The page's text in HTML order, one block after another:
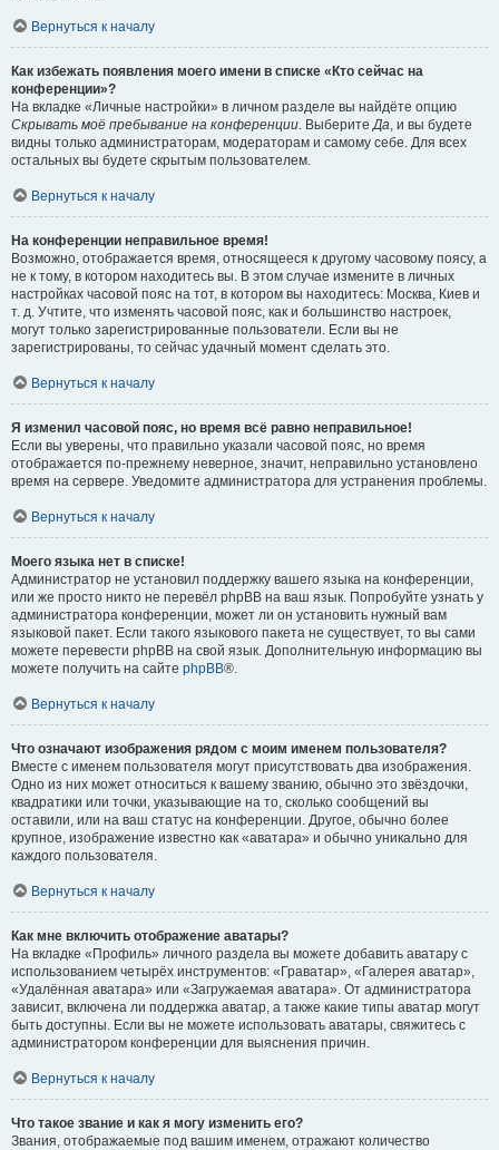
Вернуться к началу
Как избежать появления моего имени в списке «Кто сейчас на
конференции»?
На вкладке «Личные настройки» в личном разделе вы найдёте опцию
Скрывать моё пребывание на конференции. ВыберитеДа, и вы будете
видны только администраторам, модераторам и самому себе. Для всех
остальных вы будете скрытым пользователем.
Вернуться к началу
На конференции неправильное время!
Возможно, отображается время, относящееся к другому часовому поясу, а
не к тому, в котором находитесь вы. В этом случае измените в личных
настройках часовой пояс на тот, в котором вы находитесь: Москва, Киев и
т. д. Учтите, что изменять часовой пояс, как и большинство настроек,
могут только зарегистрированные пользователи. Если вы не
зарегистрированы, то сейчас удачный момент сделать это.
Вернуться к началу
Я изменил часовой пояс, но время всё равно неправильное!
Если вы уверены, что правильно указали часовой пояс, но время
отображается по-прежнему неверное, значит, неправильно установлено
время на сервере. Уведомите администратора для устранения проблемы.
Вернуться к началу
Моего языка нет в списке!
Администратор не установил поддержку вашего языка на конференции,
или же просто никто не перевёл phpBB на ваш язык. Попробуйте узнать у
администратора конференции, может ли он установить нужный вам
языковой пакет. Если такого языкового пакета не существует, то вы сами
можете перевести phpBB на свой язык. Дополнительную информацию вы
можете получить на сайте phpBB®.
Вернуться к началу
Что означают изображения рядом с моим именем пользователя?
Вместе с именем пользователя могут присутствовать два изображения.
Одно из них может относиться к вашему званию, обычно это звёздочки,
квадратики или точки, указывающие на то, сколько сообщений вы
оставили, или на ваш статус на конференции. Другое, обычно более
крупное, изображение известно как «аватара» и обычно уникально для
каждого пользователя.
Вернуться к началу
Как мне включить отображение аватары?
На вкладке «Профиль» личного раздела вы можете добавить аватару с
использованием четырёх инструментов: «Граватар», «Галерея аватар»,
«Удалённая аватара» или «Загружаемая аватара». От администратора
зависит, включена ли поддержка аватар, а также какие типы аватар могут
быть доступны. Если вы не можете использовать аватары, свяжитесь с
администратором конференции для выяснения причин.
Вернуться к началу
Что такое звание и как я могу изменить его?
Звания, отображаемые под вашим именем, отражают количество